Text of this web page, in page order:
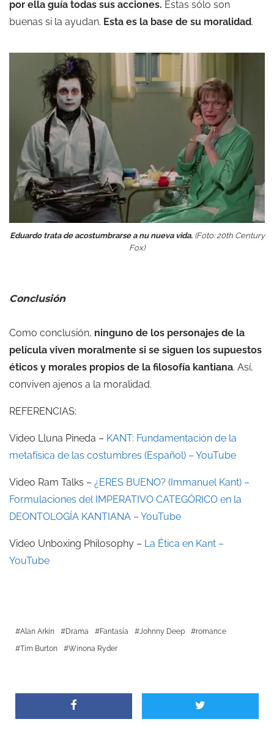
por ella guía todas sus acciones. Estas sólo son
buenas si la ayudan. Esta es la base de su moralidad.
Eduardo trata de acostumbrarse a nu nueva vida.(Foto: 20th Century
Fox)
Conclusión
Como conclusión, ninguno de los personajes de la
película viven moralmente si se siguen los supuestos
éticos y morales propios de la filosofía kantiana. Así,
conviven ajenos a la moralidad.
REFERENCIAS:
Video Lluna Pineda – KANT: Fundamentación de la
metafísica de las costumbres (Español) – YouTube
Video Ram Talks – ¿ERES BUENO? (Immanuel Kant) –
Formulaciones del IMPERATIVO CATEGÓRICO en la
DEONTOLOGÍA KANTIANA – YouTube
Video Unboxing Philosophy – La Ética en Kant –
YouTube
Alan Arkin Drama Fantasía Johnny Deep
romance
Tim Burton
Winona Ryder